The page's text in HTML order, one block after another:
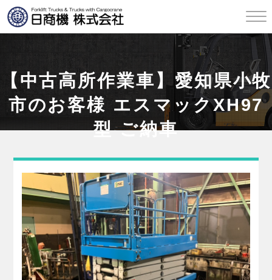
【中古高所作業車】愛知県小牧
市のお客様 エスマックXH97
型 ご納車